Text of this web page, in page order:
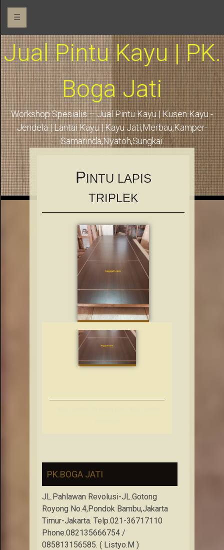
☰
Jual Pintu Kayu | PK.
Boga Jati
Workshop Spesialis – Jual Pintu Kayu | Kusen Kayu -
Jendela | Lantai Kayu | Kayu Jati,Merbau,Kamper-
Samarinda,Nyatoh,Sungkai.
PINTU LAPIS
TRIPLEK
PK.BOGA JATI
JL.Pahlawan Revolusi-JL.Gotong
Royong No.4,Pondok Bambu,Jakarta
Timur-Jakarta. Telp.021-36717110
Phone.082135666754 /
085813156585. ( Listyo.M )